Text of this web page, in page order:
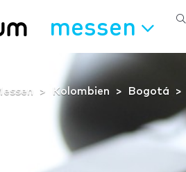
messen
Kolombien Bogotá